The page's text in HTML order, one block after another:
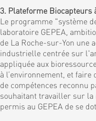
3. Plateforme Biocapteurs
Le programme "système
laboratoire GEPEA,
de La Roche-sur-Yon une
industrielle centrée sur
appliquée aux
à l’environnement, et
de compétences reconnu
souhaitant travailler sur la
permis au GEPEA de se